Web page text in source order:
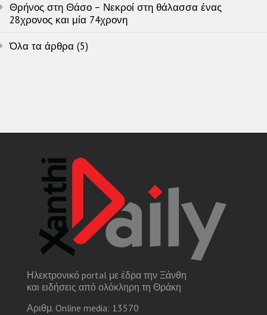
Θρήνος στη Θάσο – Νεκροί στη θάλασσα ένας
28χρονος και μία 74χρονη
Όλα τα άρθρα (5)
Ηλεκτρονικό portal με έδρα την Ξάνθη
και ειδήσεις από ολόκληρη τη Θράκη
Αριθμ. Online media: 13570